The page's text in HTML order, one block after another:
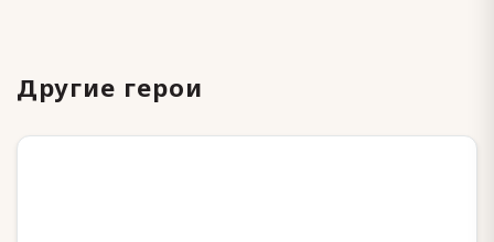
Другие герои